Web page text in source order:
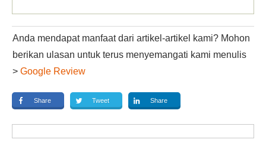
Anda mendapat manfaat dari artikel-artikel kami? Mohon
berikan ulasan untuk terus menyemangati kami menulis
> Google Review
Share Tweet Share